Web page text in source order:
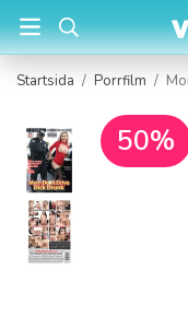
Startsida / Porrfilm /
50%